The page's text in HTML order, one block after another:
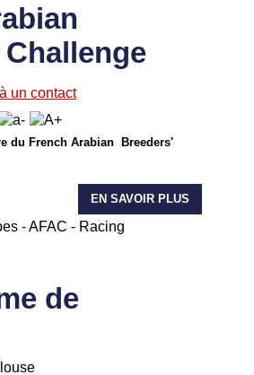
du French Arabian Breeders'
EN SAVOIR PLUS
-AFAC - Racing
de